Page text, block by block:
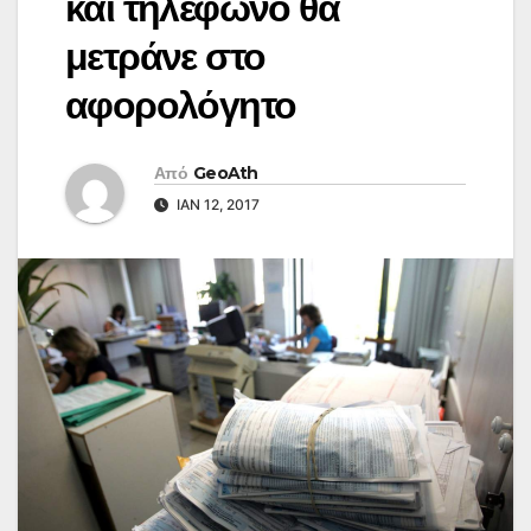
μετράνε στο
αφορολόγητο
Από GeoAth
ΙΑΝ 12, 2017